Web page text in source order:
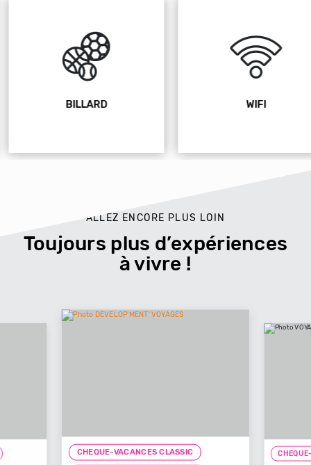
BILLARD WIFI
ALLEZ ENCORE PLUS LOIN
Toujours plus d’expériences
à vivre !
CHEQUE-VACANCES CLASSIC